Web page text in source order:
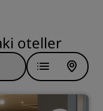
oteller